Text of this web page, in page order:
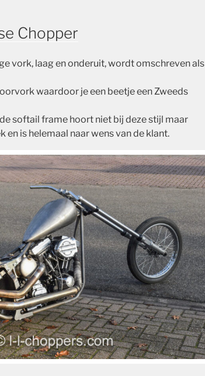
Chopper
vork, laag en onderuit, wordt omschreven als
waardoor je een beetje een Zweeds
softail frame hoort niet bij deze stijl maar
en is helemaal naar wens van de klant.